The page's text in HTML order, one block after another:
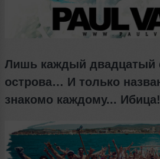
Лишь каждый двадцатый
острова… И только
знакомо каждому... Ибица!